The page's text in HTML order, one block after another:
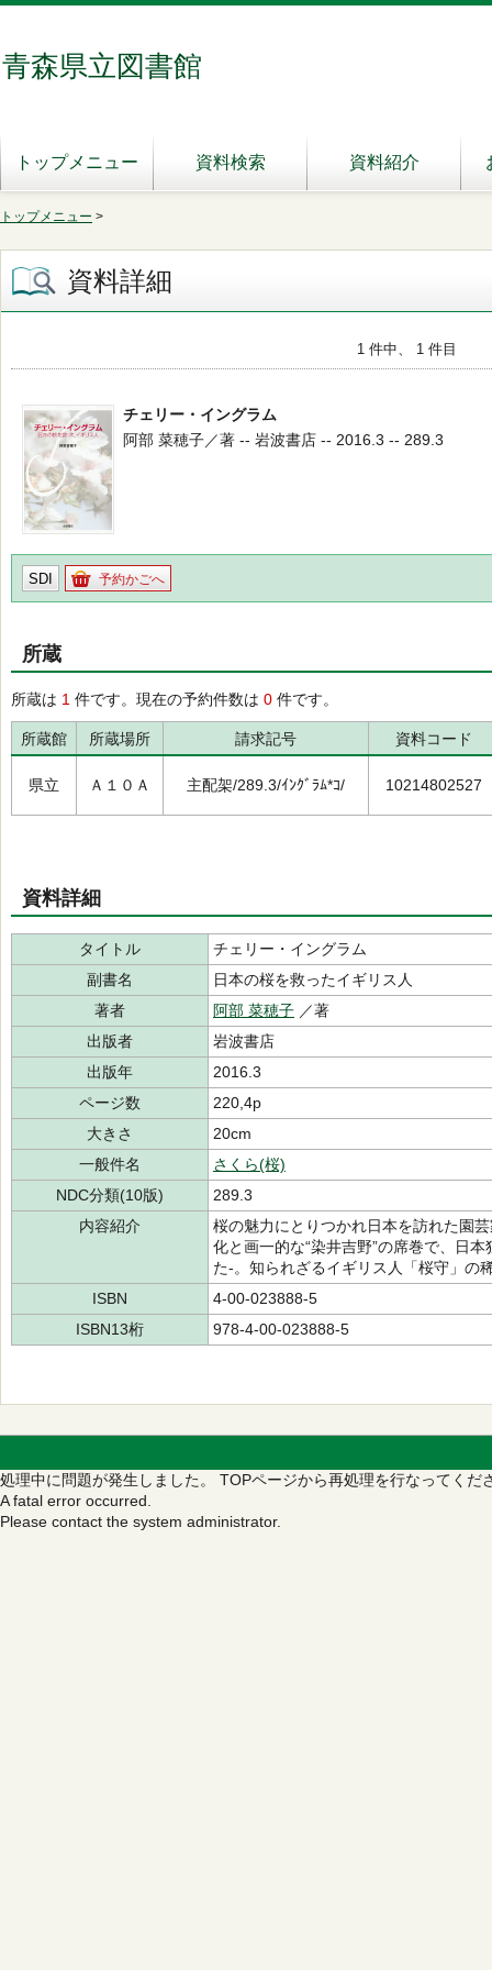
青森県立図書館
トップメニュー 資料検索 資料紹介
トップメニュー >
資料詳細
1 件中、 1 件目
チェリー・イングラム
阿部 菜穂子／著 -- 岩波書店 -- 2016.3 -- 289.3
SDI 予約かごへ
所蔵
所蔵は 1 件です。現在の予約件数は 0 件です。
所蔵館 所蔵場所 請求記号 資料コード
県立 Ａ１０Ａ 主配架/289.3/ｲﾝｸﾞﾗﾑ*ｺ/ 10214802527
資料詳細
タイトル
チェリー・イングラム
副書名
日本の桜を救ったイギリス人
著者
阿部 菜穂子 ／著
出版者
岩波書店
出版年
2016.3
ページ数
220,4p
大きさ
20cm
一般件名
さくら(桜)
NDC分類(10版)
289.3
内容紹介
桜の魅力にとりつかれ日本を訪れた園
化と画一的な“染井吉野”の席巻で、日
た-。知られざるイギリス人「桜守」の
ISBN
4-00-023888-5
ISBN13桁
978-4-00-023888-5
処理中に問題が発生しました。 TOPページから再処理を行なってくだ
A fatal error occurred.
Please contact the system administrator.